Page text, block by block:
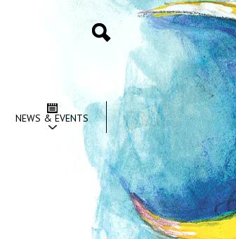
NEWS & EVENTS
Search